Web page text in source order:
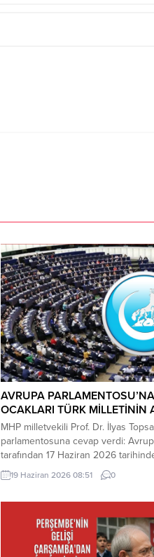
AVRUPA
OCAKLARI TÜRK MİLLETİNİN
MHP milletvekili Prof. Dr. İlyas
parlamentosuna cevap verdi:
tarafından 17 Haziran 2026
Türkiye Raporu, teknik bir ilerleme
ziyade, Türkiye-AB ilişkilerinin
içeriği, Türkiye’nin iç siyasi
19 Haziran 2026 08:51 0